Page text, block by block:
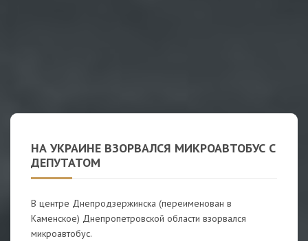
НА УКРАИНЕ ВЗОРВАЛСЯ МИКРОАВТОБУС С
ДЕПУТАТОМ
В центре Днепродзержинска (переименован в
Каменское) Днепропетровской области взорвался
микроавтобус.